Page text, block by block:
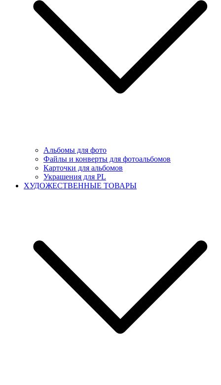
Альбомы для фото
Файлы и конверты для фотоальбомов
Карточки для альбомов
Украшения для PL
ХУДОЖЕСТВЕННЫЕ ТОВАРЫ